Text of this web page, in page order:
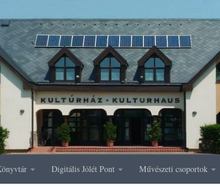
Digitális Jólét Pont Művészeti csoportok